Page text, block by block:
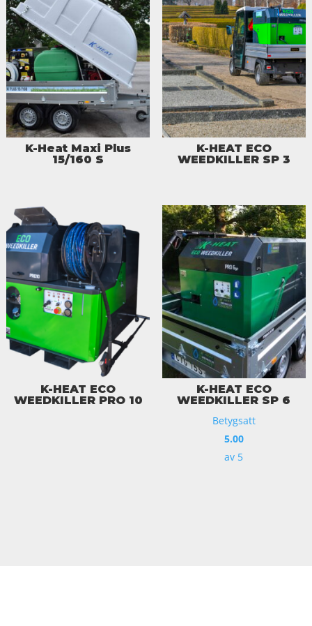
K-Heat Maxi Plus
15/160 S
K-HEAT ECO
WEEDKILLER SP 3
K-HEAT ECO
WEEDKILLER PRO 10
K-HEAT ECO
WEEDKILLER SP 6
Betygsatt
5.00
av 5